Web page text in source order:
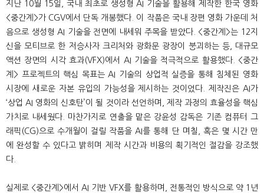
지난 10월 15일, 국내 최초로 생성형 AI 기술을 활용해 제작한 한국 영화
<중간계>가 CGV에서 단독 개봉했다. 이 작품은 국내 장편 영화 가운데 처
음으로 생성형 AI 기술을 전면에 내세워 주목을 받았다. <중간계>는 12지
신을 모티브로 한 저승사자 크리처와 광화문 광장이 붕괴하는 등, 대규모
액션 장면의 시각 효과(VFX)에서 AI 기술을 적극적으로 활용했다. <중간
계> 프로젝트의 핵심 목표는 AI 기술의 상업적 실증을 통해 침체된 영화
시장에 새로운 자본 유입의 가능성을 제시하는 것이었다. 제작진은 AI가
‘상업 AI 영화의 신호탄’이 될 것이라 선언하며, 제작 과정의 효율성을 핵심
가치로 내세웠다. 마찬가지로 연출을 맡은 강윤성 감독은 기존 컴퓨터 그
래픽(CG)으로 수개월이 걸릴 작품을 AI를 통해 단 며칠, 혹은 몇 시간 만
에 완성할 수 있다고 밝히며 제작 시간과 비용의 획기적인 절감을 강조했
다.
실제로 <중간계>에서 AI 기반 VFX를 활용하며, 전통적인 방식으로 약 1년